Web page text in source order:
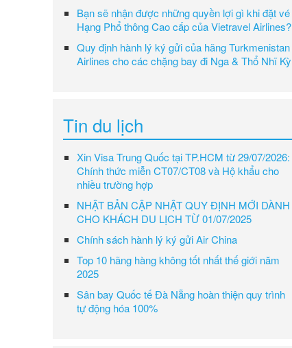
Bạn sẽ nhận được những quyền lợi gì khi đặt vé
Hạng Phổ thông Cao cấp của Vietravel Airlines?
Quy định hành lý ký gửi của hãng Turkmenistan
Airlines cho các chặng bay đi Nga & Thổ Nhĩ Kỳ
Tin du lịch
Xin Visa Trung Quốc tại TP.HCM từ 29/07/2026:
Chính thức miễn CT07/CT08 và Hộ khẩu cho
nhiều trường hợp
NHẬT BẢN CẬP NHẬT QUY ĐỊNH MỚI DÀNH
CHO KHÁCH DU LỊCH TỪ 01/07/2025
Chính sách hành lý ký gửi Air China
Top 10 hãng hàng không tốt nhất thế giới năm
2025
Sân bay Quốc tế Đà Nẵng hoàn thiện quy trình
tự động hóa 100%